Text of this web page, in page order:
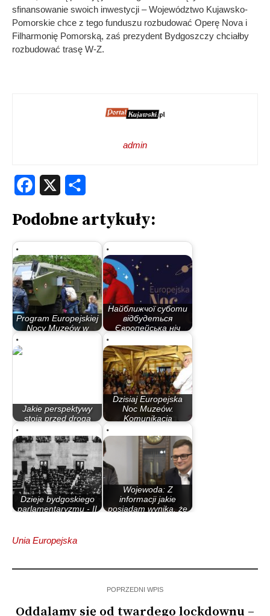
sfinansowanie swoich inwestycji – Województwo Kujawsko-
Pomorskie chce z tego funduszu rozbudować Operę Nova i
Filharmonię Pomorską, zaś prezydent Bydgoszczy chciałby
rozbudować trasę W-Z.
admin
Facebook
Podobne artykuły:
Program Europejskiej
Nocy Muzeów w
Найближчої суботи
відбудеться
Європейська ніч
Jakie perspektywy
stoją przed drogą
Dzisiaj Europejska
Noc Muzeów.
Komunikacja
Dzieje bydgoskiego
parlamentaryzmu - II
Wojewoda: Z
informacji jakie
posiadam wynika, że
Unia Europejska
POPRZEDNI WPIS
Oddalamy się od twardego lockdownu –